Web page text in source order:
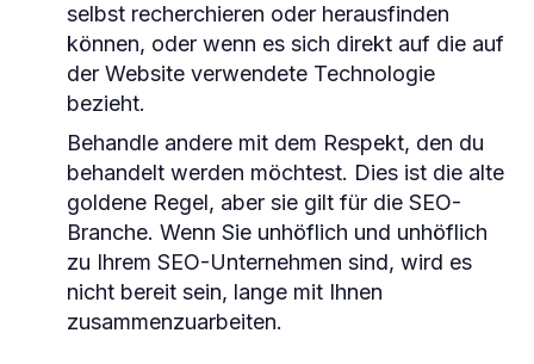
selbst recherchieren oder herausfinden
können, oder wenn es sich direkt auf die auf
der Website verwendete Technologie
bezieht.
Behandle andere mit dem Respekt, den du
behandelt werden möchtest. Dies ist die alte
goldene Regel, aber sie gilt für die SEO-
Branche. Wenn Sie unhöflich und unhöflich
zu Ihrem SEO-Unternehmen sind, wird es
nicht bereit sein, lange mit Ihnen
zusammenzuarbeiten.